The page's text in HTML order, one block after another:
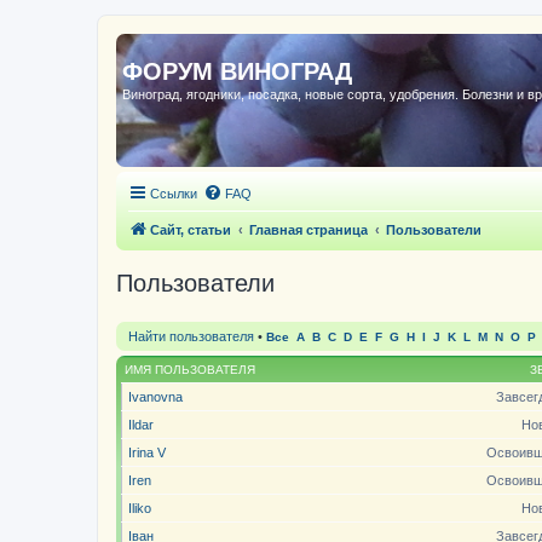
ФОРУМ ВИНОГРАД
Виноград, ягодники, посадка, новые сорта, удобрения. Болезни и
Ссылки FAQ
Сайт, статьи Главная страница Пользователи
Пользователи
Найти пользователя • Все A B C D E F G H I J K L M N O P
ИМЯ ПОЛЬЗОВАТЕЛЯ
Ivanovna
Ildar
Irina V
Iren
Iliko
Іван